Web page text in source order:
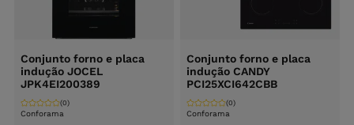
Conjunto forno e placa
indução JOCEL
JPK4EI200389
Conforama
(0)
Conjunto forno e placa
indução CANDY
PCI25XCI642CBB
Conforama
(0)